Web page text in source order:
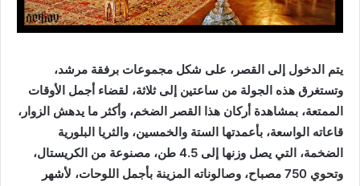
يتم الدخول إلى القصر، على شكل مجموعات برفقة مرشد،
وتستغرق هذه الجولة من ساعتين إلى ثلاثة، لقضاء أجمل الأوقات
الممتعة، بمشاهدة أركان هذا القصر الضخم، وأكثر ما يدهش الزوار،
قاعاته الواسعة، بأعمدتها الستة والخمسين، والثريا البلورية
الضخمة، التي يصل وزنها إلى 4.5 طن، مصنوعة من الكريستال،
وتحوي 750 مصباح، وصالوناته المزينة بأجمل اللوحات، لأشهر